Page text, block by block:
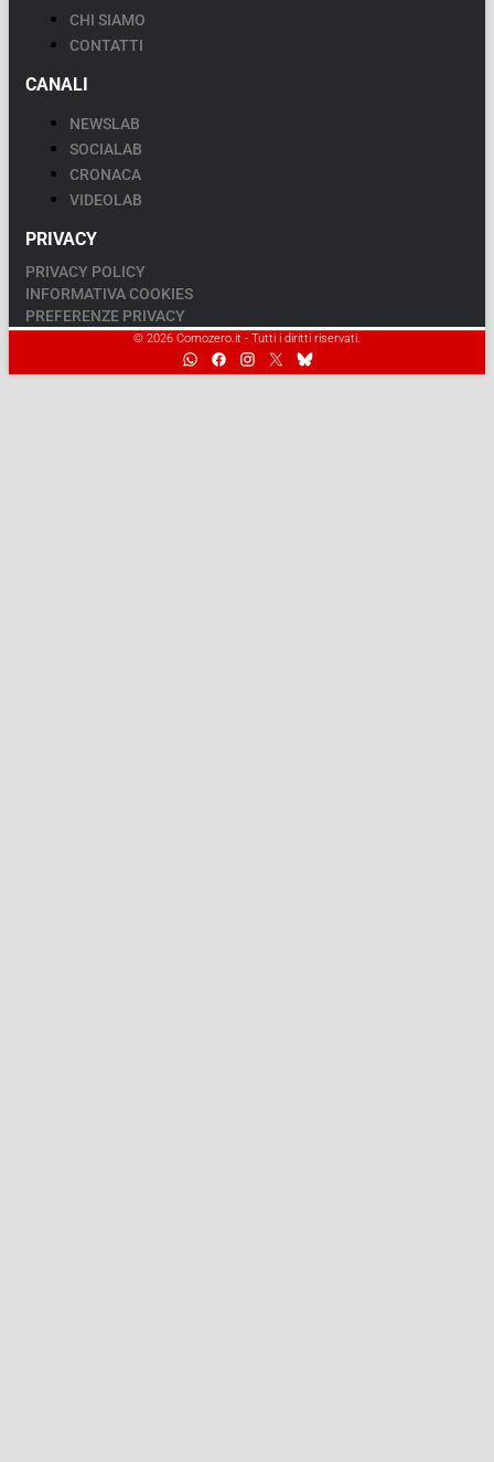
CHI SIAMO
CONTATTI
CANALI
NEWSLAB
SOCIALAB
CRONACA
VIDEOLAB
PRIVACY
PRIVACY POLICY
INFORMATIVA COOKIES
PREFERENZE PRIVACY
© 2026 Comozero.it - Tutti i diritti riservati.